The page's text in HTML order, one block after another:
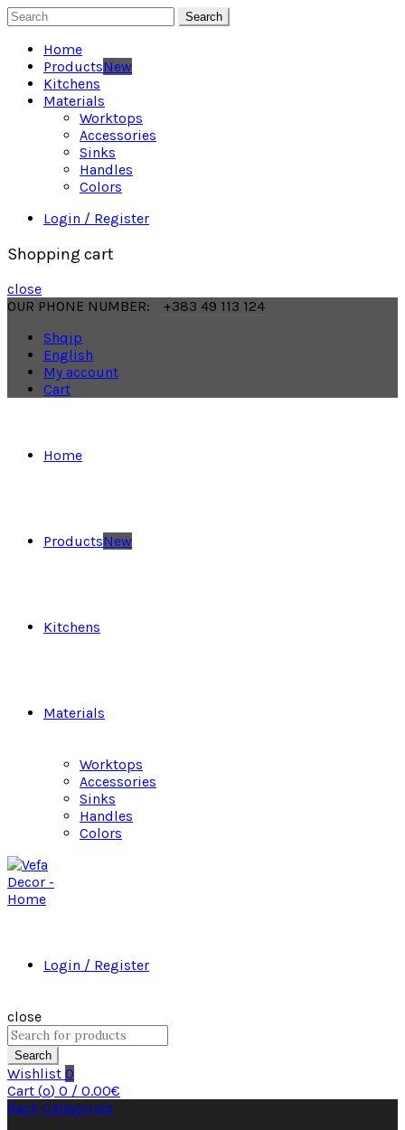
Search
Home
ProductsNew
Kitchens
Materials
Worktops
Accessories
Sinks
Handles
Colors
Login / Register
Shopping cart
close
OUR PHONE NUMBER:
+383 49 113 124
Shqip
English
My account
Cart
Home
ProductsNew
Kitchens
Materials
Worktops
Accessories
Sinks
Handles
Colors
Login / Register
close
Search
Wishlist 0
Cart (o) 0 / 0.00€
Back Categories